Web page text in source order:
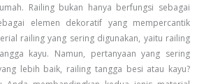
Railing bukan hanya berfungsi sebagai
elemen dekoratif yang mempercantik
railing yang sering digunakan, yaitu railing
kayu. Namun, pertanyaan yang sering
lebih baik, railing tangga besi atau kayu?